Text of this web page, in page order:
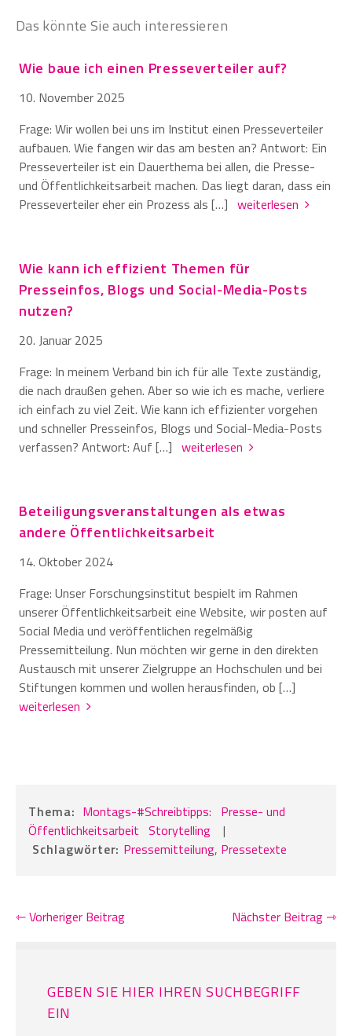
Das könnte Sie auch interessieren
Wie baue ich einen Presseverteiler auf?
10. November 2025
Frage: Wir wollen bei uns im Institut einen Presseverteiler
aufbauen. Wie fangen wir das am besten an? Antwort: Ein
Presseverteiler ist ein Dauerthema bei allen, die Presse-
und Öffentlichkeitsarbeit machen. Das liegt daran, dass ein
Presseverteiler eher ein Prozess als […] weiterlesen
Wie kann ich effizient Themen für
Presseinfos, Blogs und Social-Media-Posts
nutzen?
20. Januar 2025
Frage: In meinem Verband bin ich für alle Texte zuständig,
die nach draußen gehen. Aber so wie ich es mache, verliere
ich einfach zu viel Zeit. Wie kann ich effizienter vorgehen
und schneller Presseinfos, Blogs und Social-Media-Posts
verfassen? Antwort: Auf […] weiterlesen
Beteiligungsveranstaltungen als etwas
andere Öffentlichkeitsarbeit
14. Oktober 2024
Frage: Unser Forschungsinstitut bespielt im Rahmen
unserer Öffentlichkeitsarbeit eine Website, wir posten auf
Social Media und veröffentlichen regelmäßig
Pressemitteilung. Nun möchten wir gerne in den direkten
Austausch mit unserer Zielgruppe an Hochschulen und bei
Stiftungen kommen und wollen herausfinden, ob […]
weiterlesen
Thema: Montags-#Schreibtipps: Presse- und
Öffentlichkeitsarbeit Storytelling
|
Schlagwörter: Pressemitteilung, Pressetexte
⇽ Vorheriger Beitrag Nächster Beitrag ⇾
GEBEN SIE HIER IHREN SUCHBEGRIFF
EIN